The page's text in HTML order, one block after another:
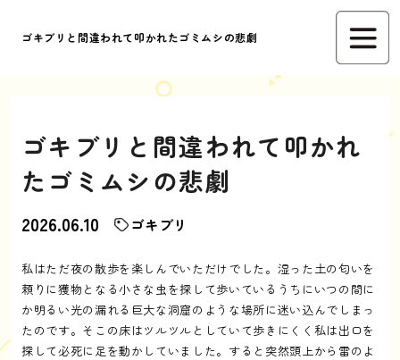
ゴキブリと間違われて叩かれたゴミムシの悲劇
ゴキブリと間違われて叩かれ
たゴミムシの悲劇
2026.06.10 ゴキブリ
私はただ夜の散歩を楽しんでいただけでした。湿った土の匂いを
頼りに獲物となる小さな虫を探して歩いているうちにいつの間に
か明るい光の漏れる巨大な洞窟のような場所に迷い込んでしまっ
たのです。そこの床はツルツルとしていて歩きにくく私は出口を
探して必死に足を動かしていました。すると突然頭上から雷のよ